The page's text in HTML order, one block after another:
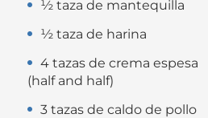
½ taza de mantequilla
½ taza de harina
4 tazas de crema espesa
(half and half)
3 tazas de caldo de pollo